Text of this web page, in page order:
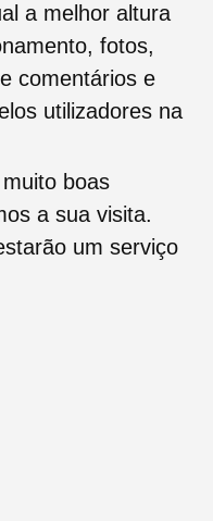
a melhor altura
fotos,
comentários e
utilizadores na
boas
a sua visita.
um serviço